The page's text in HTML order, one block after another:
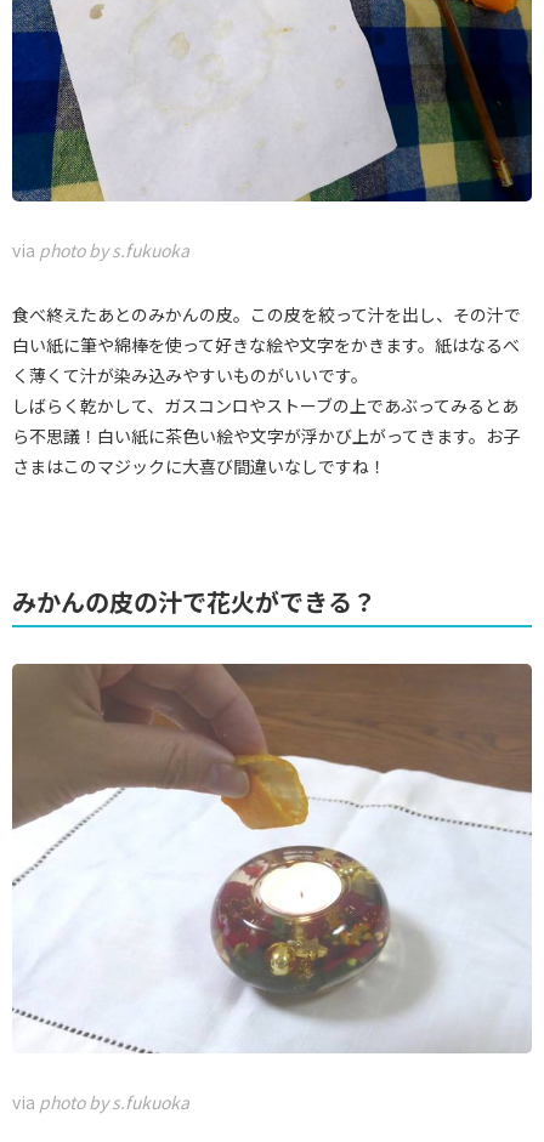
via photo by s.fukuoka
食べ終えたあとのみかんの皮。この皮を絞って汁を出し、その汁で
白い紙に筆や綿棒を使って好きな絵や文字をかきます。紙はなるべ
く薄くて汁が染み込みやすいものがいいです。
しばらく乾かして、ガスコンロやストーブの上であぶってみるとあ
ら不思議！白い紙に茶色い絵や文字が浮かび上がってきます。お子
さまはこのマジックに大喜び間違いなしですね！
みかんの皮の汁で花火ができる？
via photo by s.fukuoka